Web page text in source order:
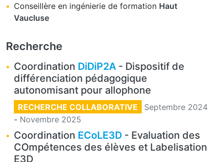
Conseillère en ingénierie de formation Haut
Vaucluse
Recherche
Coordination DiDiP2A - Dispositif de
différenciation pédagogique
autonomisant pour allophone
RECHERCHE COLLABORATIVE
Septembre 2024
- Novembre 2025
Coordination ECoLE3D - Evaluation des
COmpétences des élèves et Labelisation
E3D